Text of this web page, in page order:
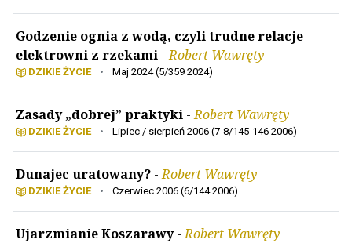
Godzenie ognia z wodą, czyli trudne relacje
elektrowni z rzekami -Robert Wawręty
DZIKIE ŻYCIE • Maj 2024 (5/359 2024)
Zasady „dobrej” praktyki -Robert Wawręty
DZIKIE ŻYCIE • Lipiec / sierpień 2006 (7-8/145-146 2006)
Dunajec uratowany? -Robert Wawręty
DZIKIE ŻYCIE • Czerwiec 2006 (6/144 2006)
Ujarzmianie Koszarawy-Robert Wawręty